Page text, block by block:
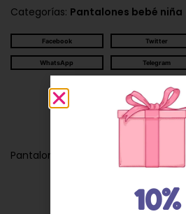
Categorías: Pantalones bebé niña
Facebook Twitter
WhatsApp Telegram
Pantalon bebe niña flores 25008
10%